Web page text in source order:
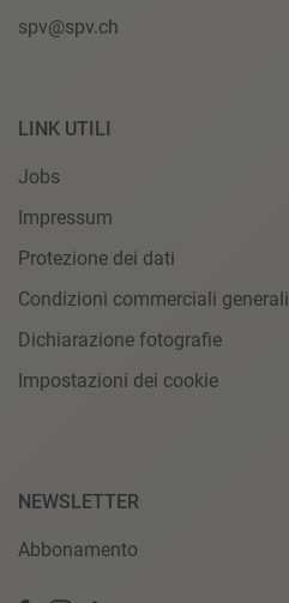
spv@spv.ch
LINK UTILI
Jobs
Impressum
Protezione dei dati
Condizioni commerciali generali
Dichiarazione fotografie
Impostazioni dei cookie
NEWSLETTER
Abbonamento